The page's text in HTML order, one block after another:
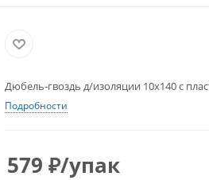
Дюбель-гвоздь д/изоляции 10х140 с
Подробности
579 ₽/упак